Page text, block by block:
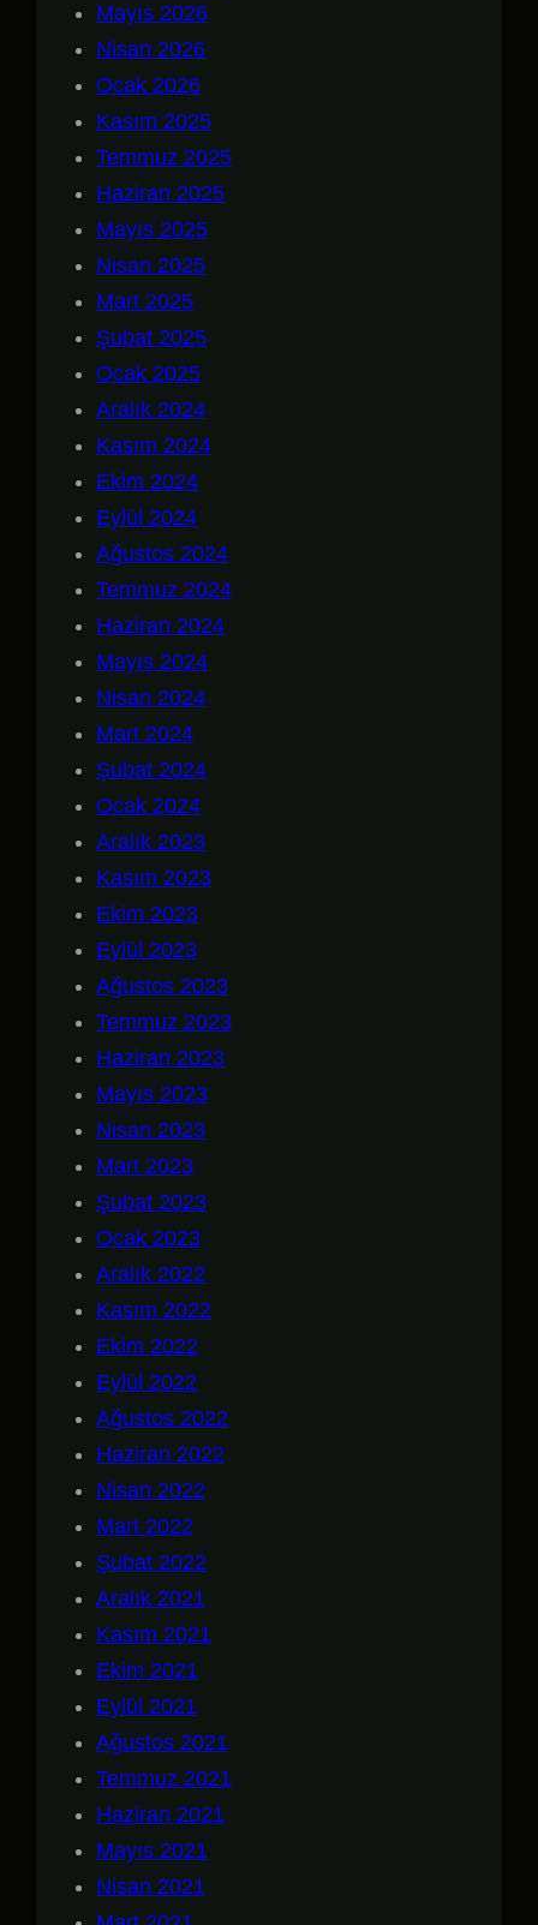
Mayıs 2026
Nisan 2026
Ocak 2026
Kasım 2025
Temmuz 2025
Haziran 2025
Mayıs 2025
Nisan 2025
Mart 2025
Şubat 2025
Ocak 2025
Aralık 2024
Kasım 2024
Ekim 2024
Eylül 2024
Ağustos 2024
Temmuz 2024
Haziran 2024
Mayıs 2024
Nisan 2024
Mart 2024
Şubat 2024
Ocak 2024
Aralık 2023
Kasım 2023
Ekim 2023
Eylül 2023
Ağustos 2023
Temmuz 2023
Haziran 2023
Mayıs 2023
Nisan 2023
Mart 2023
Şubat 2023
Ocak 2023
Aralık 2022
Kasım 2022
Ekim 2022
Eylül 2022
Ağustos 2022
Haziran 2022
Nisan 2022
Mart 2022
Şubat 2022
Aralık 2021
Kasım 2021
Ekim 2021
Eylül 2021
Ağustos 2021
Temmuz 2021
Haziran 2021
Mayıs 2021
Nisan 2021